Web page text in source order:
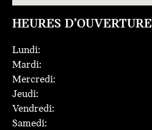
HEURES D’OUVERTURE
Lundi:
Mardi:
Mercredi:
Jeudi:
Vendredi:
Samedi: